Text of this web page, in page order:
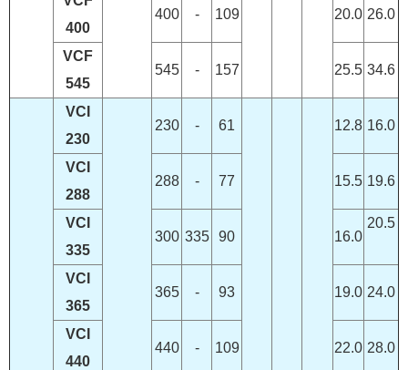
400
400 - 109 20.0 26.0
VCF
545
545 - 157 25.5 34.6
VCI
230
230 - 61 12.8 16.0
VCI
288
288 - 77 15.5 19.6
VCI
335
300 335 90 16.0
20.5
VCI
365
365 - 93 19.0 24.0
VCI
440
440 - 109 22.0 28.0